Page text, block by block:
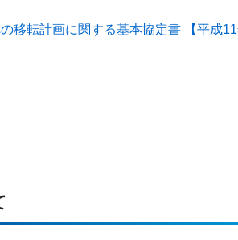
移転計画に関する基本協定書 【平成11